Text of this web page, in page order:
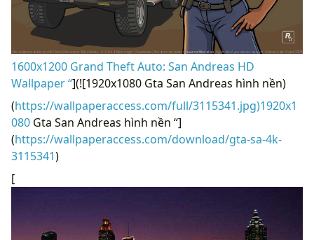
1600x1200 Grand Theft Auto: San Andreas HD
Wallpaper “](![1920x1080 Gta San Andreas hình nền)
(https://wallpaperaccess.com/full/3115341.jpg)1920x1
080 Gta San Andreas hình nền “]
(https://wallpaperaccess.com/download/gta-sa-4k-
3115341)
[